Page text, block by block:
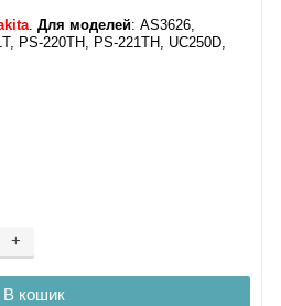
.Для моделей: AS3626,
PS-220TH, PS-221TH, UC250D,
+
В кошик